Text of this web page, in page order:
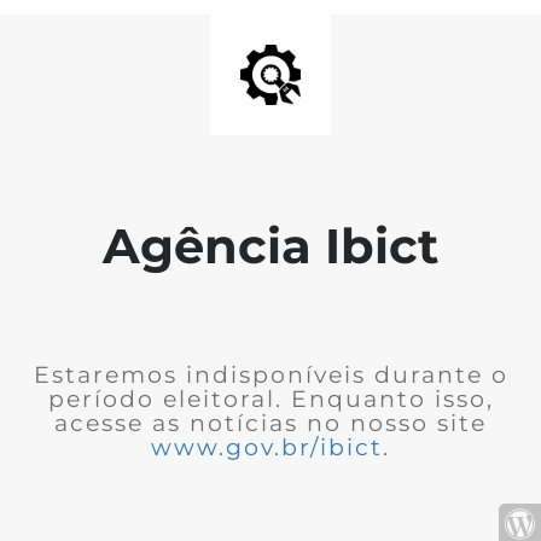
Agência Ibict
Estaremos indisponíveis durante o
período eleitoral. Enquanto isso,
acesse as notícias no nosso site
www.gov.br/ibict.